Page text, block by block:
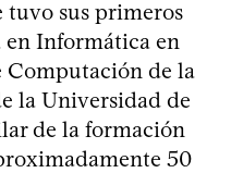
tuvo sus primeros
en Informática en
Computación de la
la Universidad de
de la formación
50